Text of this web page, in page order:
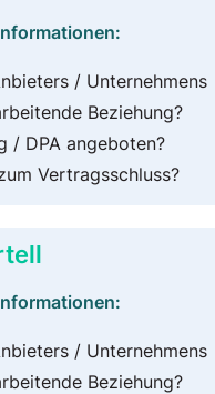
/ Unternehmens
Beziehung?
/ DPA angeboten?
Vertragsschluss?
/ Unternehmens
Beziehung?